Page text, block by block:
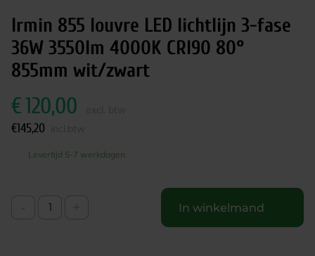
Irmin 855 louvre LED lichtlijn 3-fase
36W 3550lm 4000K CRI90 80°
855mm wit/zwart
€120,00
€145,20
Levertijd 5-7 werkdagen
In winkelmand